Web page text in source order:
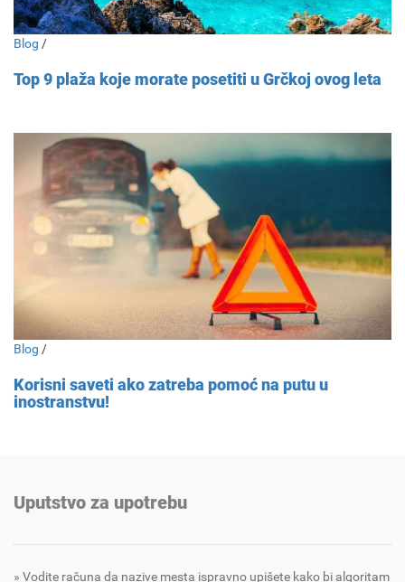
Blog /
Top 9 plaža koje morate posetiti u Grčkoj ovog leta
Blog /
Korisni saveti ako zatreba pomoć na putu u
inostranstvu!
Uputstvo za upotrebu
Vodite računa da nazive mesta ispravno upišete kako bi algoritam